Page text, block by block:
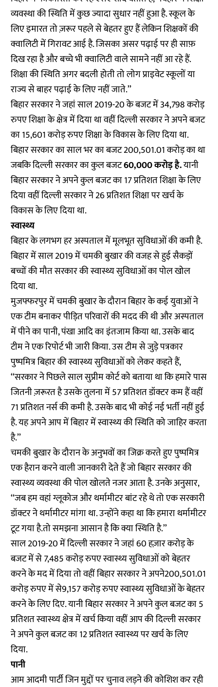
व्यवस्था की स्थिति में कुछ ज्यादा सुधार नहीं हुआ है. स्कूल के
लिए इमारत तो ज़रूर पहले से बेहतर हुए हैं लेकिन शिक्षकों की
क्वालिटी में गिरावट आई है. जिसका असर पढ़ाई पर ही साफ़
दिख रहा है और बच्चे भी क्वालिटी वाले सामने नहीं आ रहे हैं.
शिक्षा की स्थिति अगर बदली होती तो लोग प्राइवेट स्कूलों या
राज्य से बाहर पढ़ाई के लिए नहीं जाते.’’
बिहार सरकार ने जहां साल 2019-20 के बजट में 34,798 करोड़
रुपए शिक्षा के क्षेत्र में दिया था वहीं दिल्ली सरकार ने अपने बजट
का 15,601 करोड़ रुपए शिक्षा के विकास के लिए दिया था.
बिहार सरकार का साल भर का बजट 200,501.01 करोड़ का था
जबकि दिल्ली सरकार का कुल बजट60,000 करोड़ है.यानी
बिहार सरकार ने अपने कुल बजट का 17 प्रतिशत शिक्षा के लिए
दिया वहीं दिल्ली सरकार ने 26 प्रतिशत शिक्षा पर खर्च के
विकास के लिए दिया था.
स्वास्थ्य
बिहार के लगभग हर अस्पताल में मूलभूत सुविधाओं की कमी है.
बिहार में साल 2019 में चमकी बुखार की वजह से हुई सैकड़ों
बच्चों की मौत सरकार की स्वास्थ्य सुविधाओं का पोल खोल
दिया था.
मुजफ्फरपुर में चमकी बुखार के दौरान बिहार के कई युवाओं ने
एक टीम बनाकर पीड़ित परिवारों की मदद की थी और अस्पताल
में पीने का पानी, पंखा आदि का इंतजाम किया था. उसके बाद
टीम ने एक रिपोर्ट भी जारी किया. उस टीम से जुड़े पत्रकार
पुष्पमित्र बिहार की स्वास्थ्य सुविधाओं को लेकर कहते हैं,
‘‘सरकार ने पिछले साल सुप्रीम कोर्ट को बताया था कि हमारे पास
जितनी ज़रूरत है उसके तुलना में 57 प्रतिशत डॉक्टर कम हैं वहीं
71 प्रतिशत नर्स की कमी है. उसके बाद भी कोई नई भर्ती नहीं हुई
है. यह अपने आप में बिहार में स्वास्थ्य की स्थिति को जाहिर करता
है.’’
चमकी बुखार के दौरान के अनुभवों का जिक्र करते हुए पुष्पमित्र
एक हैरान करने वाली जानकारी देते हैं जो बिहार सरकार की
स्वास्थ्य व्यवस्था की पोल खोलते नजर आता है. उनके अनुसार,
‘‘जब हम वहां ग्लूकोज और थर्मामीटर बांट रहे थे तो एक सरकारी
डॉक्टर ने थर्मामीटर मांगा था. उन्होंने कहा था कि हमारा थर्मामीटर
टूट गया है.तो समझना आसान है कि क्या स्थिति है.’’
साल 2019-20 में दिल्ली सरकार ने जहां 60 हज़ार करोड़ के
बजट में से 7,485 करोड़ रुपए स्वास्थ्य सुविधाओं को बेहतर
करने के मद में दिया तो वहीं बिहार सरकार ने अपने200,501.01
करोड़ रुपए में से9,157 करोड़ रुपए स्वास्थ्य सुविधाओं के बेहतर
करने के लिए दिए. यानी बिहार सरकार ने अपने कुल बजट का 5
प्रतिशत स्वास्थ्य क्षेत्र में खर्च किया वहीं आप की दिल्ली सरकार
ने अपने कुल बजट का 12 प्रतिशत स्वास्थ्य पर खर्च के लिए
दिया.
पानी
आम आदमी पार्टी जिन मुद्दों पर चुनाव लड़ने की कोशिश कर रही